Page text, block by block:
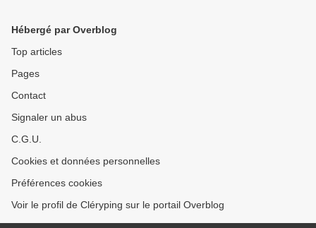
Hébergé par Overblog
Top articles
Pages
Contact
Signaler un abus
C.G.U.
Cookies et données personnelles
Préférences cookies
Voir le profil de Cléryping sur le portail Overblog